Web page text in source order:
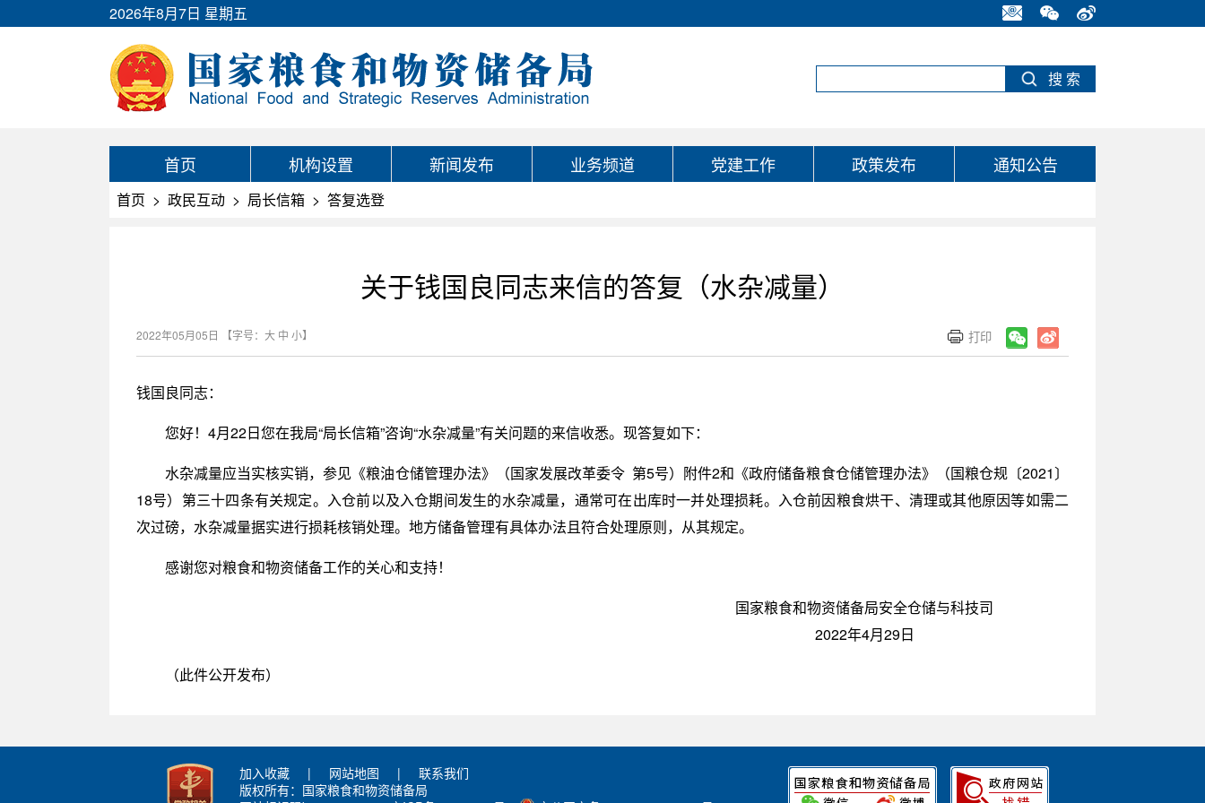
2026年8月7日 星期五
首页 机构设置 新闻发布 业务频道 党建工作 政策发布 通知公告
首页 > 政民互动 > 局长信箱 > 答复选登
关于钱国良同志来信的答复（水杂减量）
2022年05月05日 【字号： 大 中 小】
钱国良同志：
您好！4月22日您在我局“局长信箱”咨询“水杂减量”有关问题的来信收悉。现答复如下：
水杂减量应当实核实销，参见《粮油仓储管理办法》（国家发展改革委令 第5号）附件2和《政府储备粮食仓储管理办法》（国粮仓规〔2021〕
18号）第三十四条有关规定。入仓前以及入仓期间发生的水杂减量，通常可在出库时一并处理损耗。入仓前因粮食烘干、清理或其他原因等如需二
次过磅，水杂减量据实进行损耗核销处理。地方储备管理有具体办法且符合处理原则，从其规定。
感谢您对粮食和物资储备工作的关心和支持！
国家粮食和物资储备局安全仓储与科技司
2022年4月29日
（此件公开发布）
加入收藏 | 网站地图 |
联系我们
版权所有：国家粮食和物资储备局